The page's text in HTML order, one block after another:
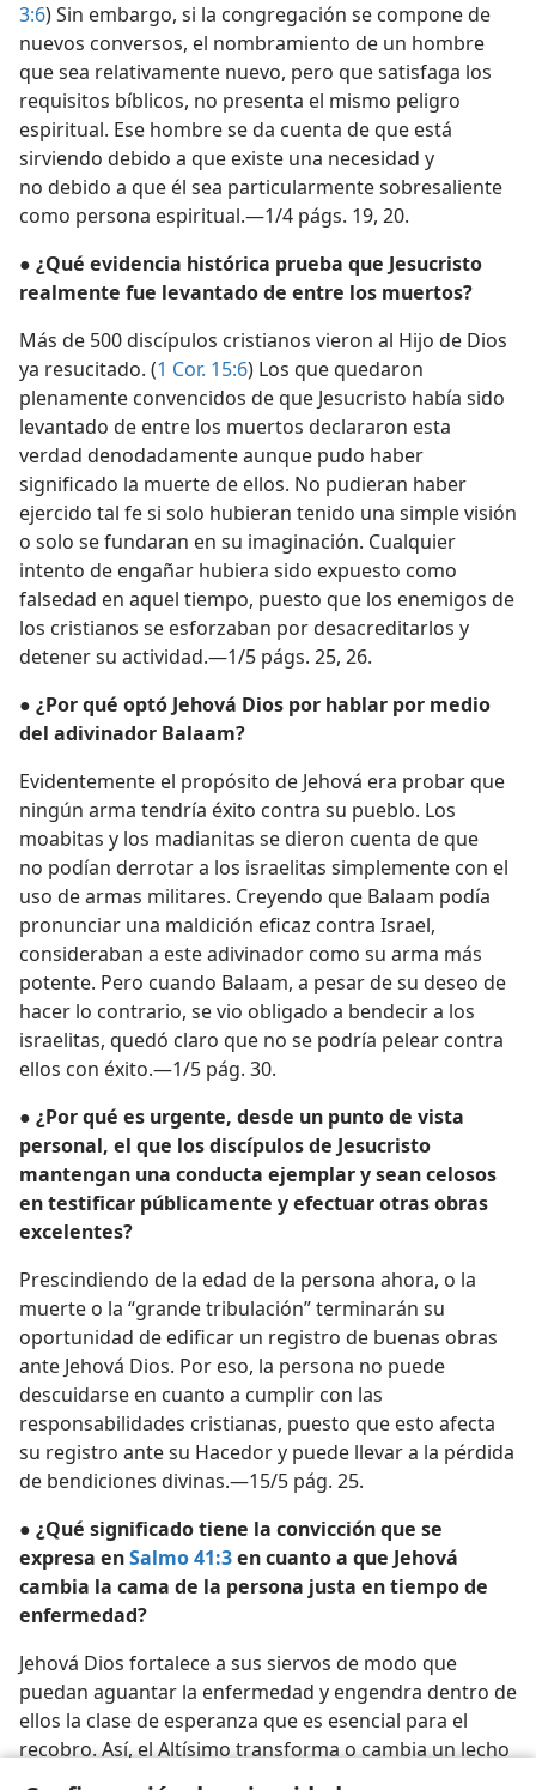
3:6) Sin embargo, si la congregación se compone de
nuevos conversos, el nombramiento de un hombre
que sea relativamente nuevo, pero que satisfaga los
requisitos bíblicos, no presenta el mismo peligro
espiritual. Ese hombre se da cuenta de que está
sirviendo debido a que existe una necesidad y
no debido a que él sea particularmente sobresaliente
como persona espiritual.—1/4 págs. 19, 20.
● ¿Qué evidencia histórica prueba que Jesucristo
realmente fue levantado de entre los muertos?
Más de 500 discípulos cristianos vieron al Hijo de Dios
ya resucitado. (1 Cor. 15:6) Los que quedaron
plenamente convencidos de que Jesucristo había sido
levantado de entre los muertos declararon esta
verdad denodadamente aunque pudo haber
significado la muerte de ellos. No pudieran haber
ejercido tal fe si solo hubieran tenido una simple visión
o solo se fundaran en su imaginación. Cualquier
intento de engañar hubiera sido expuesto como
falsedad en aquel tiempo, puesto que los enemigos de
los cristianos se esforzaban por desacreditarlos y
detener su actividad.—1/5 págs. 25, 26.
● ¿Por qué optó Jehová Dios por hablar por medio
del adivinador Balaam?
Evidentemente el propósito de Jehová era probar que
ningún arma tendría éxito contra su pueblo. Los
moabitas y los madianitas se dieron cuenta de que
no podían derrotar a los israelitas simplemente con el
uso de armas militares. Creyendo que Balaam podía
pronunciar una maldición eficaz contra Israel,
consideraban a este adivinador como su arma más
potente. Pero cuando Balaam, a pesar de su deseo de
hacer lo contrario, se vio obligado a bendecir a los
israelitas, quedó claro que no se podría pelear contra
ellos con éxito.—1/5 pág. 30.
● ¿Por qué es urgente, desde un punto de vista
personal, el que los discípulos de Jesucristo
mantengan una conducta ejemplar y sean celosos
en testificar públicamente y efectuar otras obras
excelentes?
Prescindiendo de la edad de la persona ahora, o la
muerte o la “grande tribulación” terminarán su
oportunidad de edificar un registro de buenas obras
ante Jehová Dios. Por eso, la persona no puede
descuidarse en cuanto a cumplir con las
responsabilidades cristianas, puesto que esto afecta
su registro ante su Hacedor y puede llevar a la pérdida
de bendiciones divinas.—15/5 pág. 25.
● ¿Qué significado tiene la convicción que se
expresa enSalmo 41:3en cuanto a que Jehová
cambia la cama de la persona justa en tiempo de
enfermedad?
Jehová Dios fortalece a sus siervos de modo que
puedan aguantar la enfermedad y engendra dentro de
ellos la clase de esperanza que es esencial para el
recobro. Así, el Altísimo transforma o cambia un lecho